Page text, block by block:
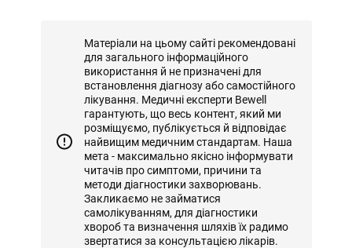
Матеріали на цьому сайті рекомендовані
для загального інформаційного
використання й не призначені для
встановлення діагнозу або самостійного
лікування. Медичні експерти Bewell
гарантують, що весь контент, який ми
розміщуємо, публікується й відповідає
найвищим медичним стандартам. Наша
мета - максимально якісно інформувати
читачів про симптоми, причини та
методи діагностики захворювань.
Закликаємо не займатися
самолікуванням, для діагностики
хвороб та визначення шляхів їх радимо
звертатися за консультацією лікарів.